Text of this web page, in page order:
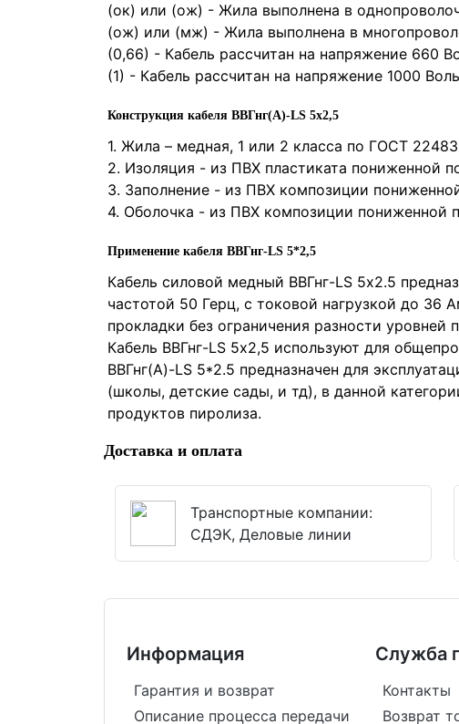
(ок) или (ож) - Жила выполнена в
(ож) или (мж) - Жила выполнена в
(0,66) - Кабель рассчитан на напряжение 660
(1) - Кабель рассчитан на напряжение 1000
Конструкция кабеля ВВГнг(А)-LS 5х2,5
1. Жила – медная, 1 или 2 класса по ГОСТ
2. Изоляция - из ПВХ пластиката пониженной
3. Заполнение - из ПВХ композиции
4. Оболочка - из ПВХ композиции
Применение кабеля ВВГнг-LS 5*2,5
Кабель силовой медный ВВГнг-LS 5х2.5
частотой 50 Герц, с токовой нагрузкой до 36
прокладки без ограничения разности уровней
Кабель ВВГнг-LS 5х2,5 используют для
ВВГнг(А)-LS 5*2.5 предназначен для
(школы, детские сады, и тд), в данной
продуктов пиролиза.
Доставка и оплата
Транспортные компании:
СДЭК, Деловые линии
Информация
Гарантия и возврат
Описание процесса передачи
Служба
Контакты
Возврат